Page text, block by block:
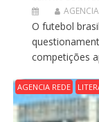
O futebol
competições
AGENCIA REDE